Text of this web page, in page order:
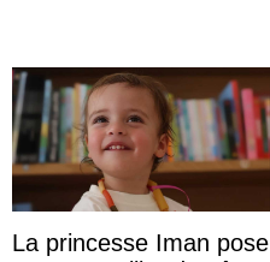
La princesse Iman pose